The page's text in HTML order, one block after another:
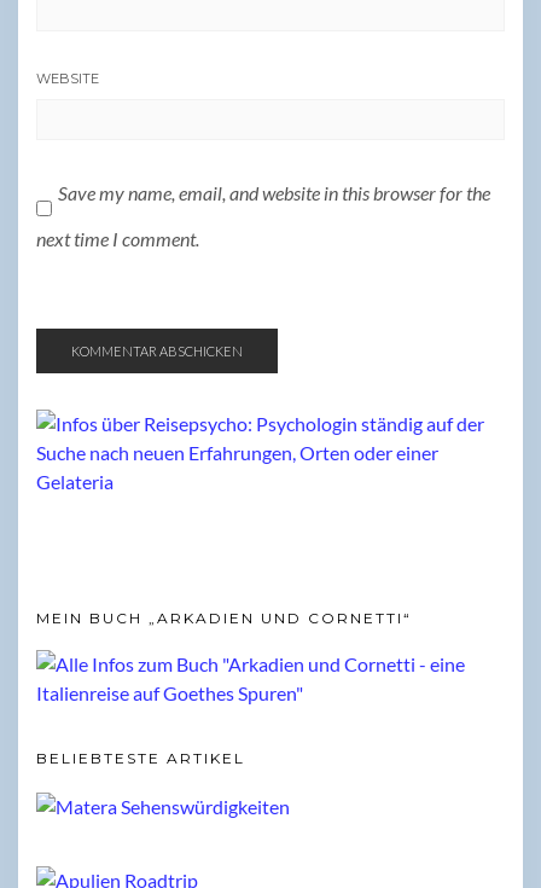
WEBSITE
Save my name, email, and website in this browser for the
next time I comment.
MEIN BUCH „ARKADIEN UND CORNETTI“
BELIEBTESTE ARTIKEL